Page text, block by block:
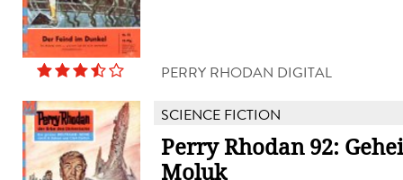
PERRY RHODAN DIGITAL
SCIENCE FICTION
Perry Rhodan 92:
Moluk